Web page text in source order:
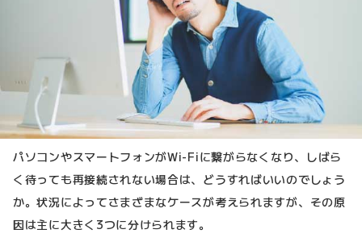
パソコンやスマートフォンがWi-Fiに繋がらなくなり、しばら
く待っても再接続されない場合は、どうすればいいのでしょう
か。状況によってさまざまなケースが考えられますが、その原
因は主に大きく3つに分けられます。